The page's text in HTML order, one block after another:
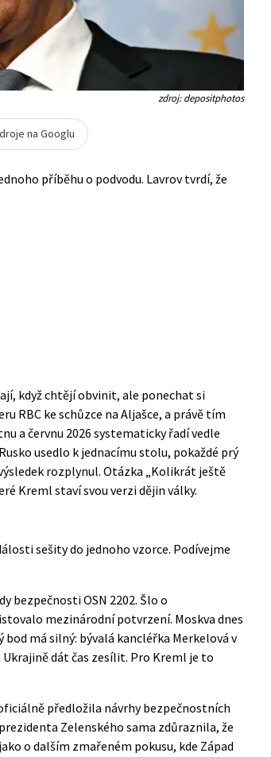
zdroj: depositphotos
na Googlu
příběhu o podvodu. Lavrov tvrdí, že
když chtějí obvinit, ale ponechat si
RBC ke schůzce na Aljašce, a právě tím
a červnu 2026 systematicky řadí vedle
usedlo k jednacímu stolu, pokaždé prý
rozplynul. Otázka „Kolikrát ještě
Kreml staví svou verzi dějin války.
sešity do jednoho vzorce. Podívejme
bezpečnosti OSN 2202. Šlo o
mezinárodní potvrzení. Moskva dnes
má silný: bývalá kancléřka Merkelová v
dát čas zesílit. Pro Kreml je to
předložila návrhy bezpečnostních
Zelenského sama zdůraznila, že
o dalším zmařeném pokusu, kde Západ